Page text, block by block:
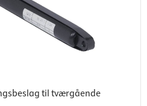
til tværgående